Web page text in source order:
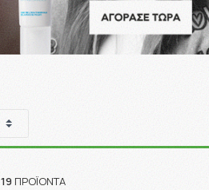
19ΠΡΟΪΌΝΤΑ